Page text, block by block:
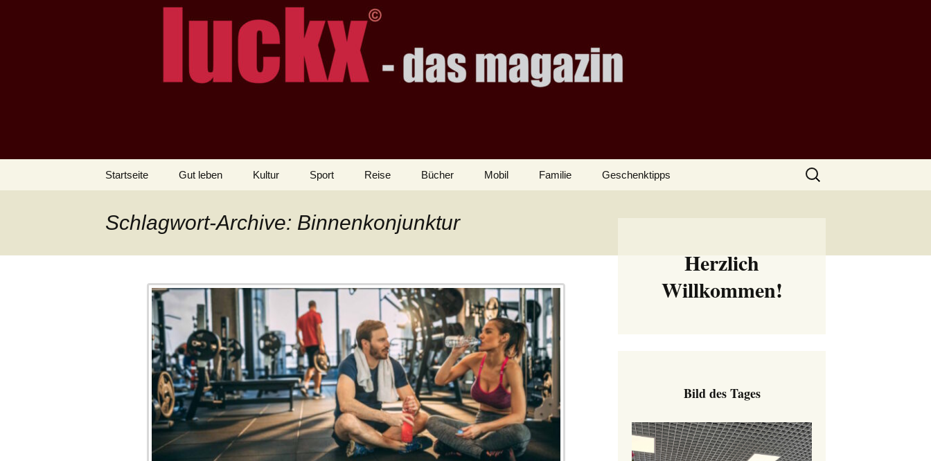
LUCKX
– das Magazin
Startseite Gut leben Kultur Sport Reise Bücher Mobil Familie Geschenktipps
Suchen
nach:
Schlagwort-Archive: Binnenkonjunktur
Herzlich
Willkommen!
Bild des Tages